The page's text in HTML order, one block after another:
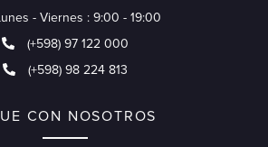
- Viernes : 9:00 - 19:00
(+598) 97 122 000
(+598) 98 224 813
CON NOSOTROS